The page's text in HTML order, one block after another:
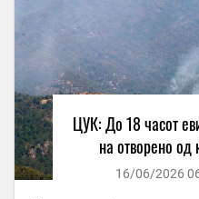
ЦУК: До 18 часот
на отворено од
16/06/2026